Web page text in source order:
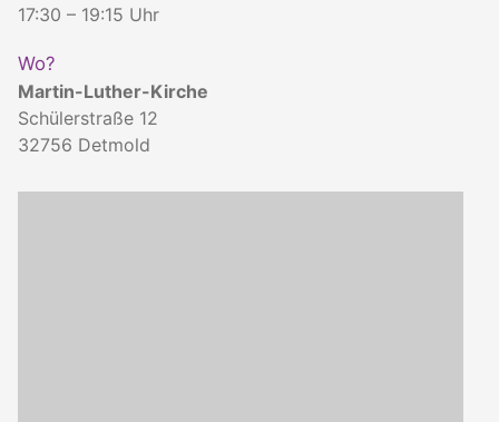
17:30 – 19:15 Uhr
Wo?
Martin-Luther-Kirche
Schülerstraße 12
32756 Detmold